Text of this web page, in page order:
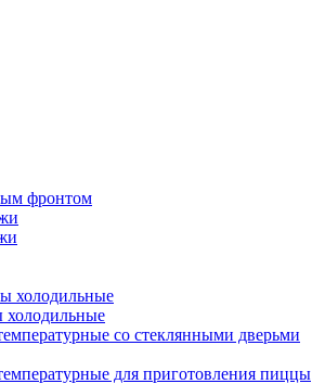
фронтом
холодильные
холодильные
со стеклянными дверьми
для приготовления пиццы